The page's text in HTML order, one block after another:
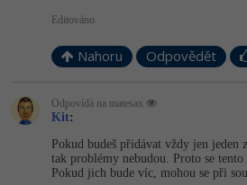
Editováno
Nahoru Odpovědět
Odpovídá na matesax
Kit:
Pokud budeš přidávat vždy jen jeden
tak problémy nebudou. Proto se
Pokud jich bude víc, mohou se při